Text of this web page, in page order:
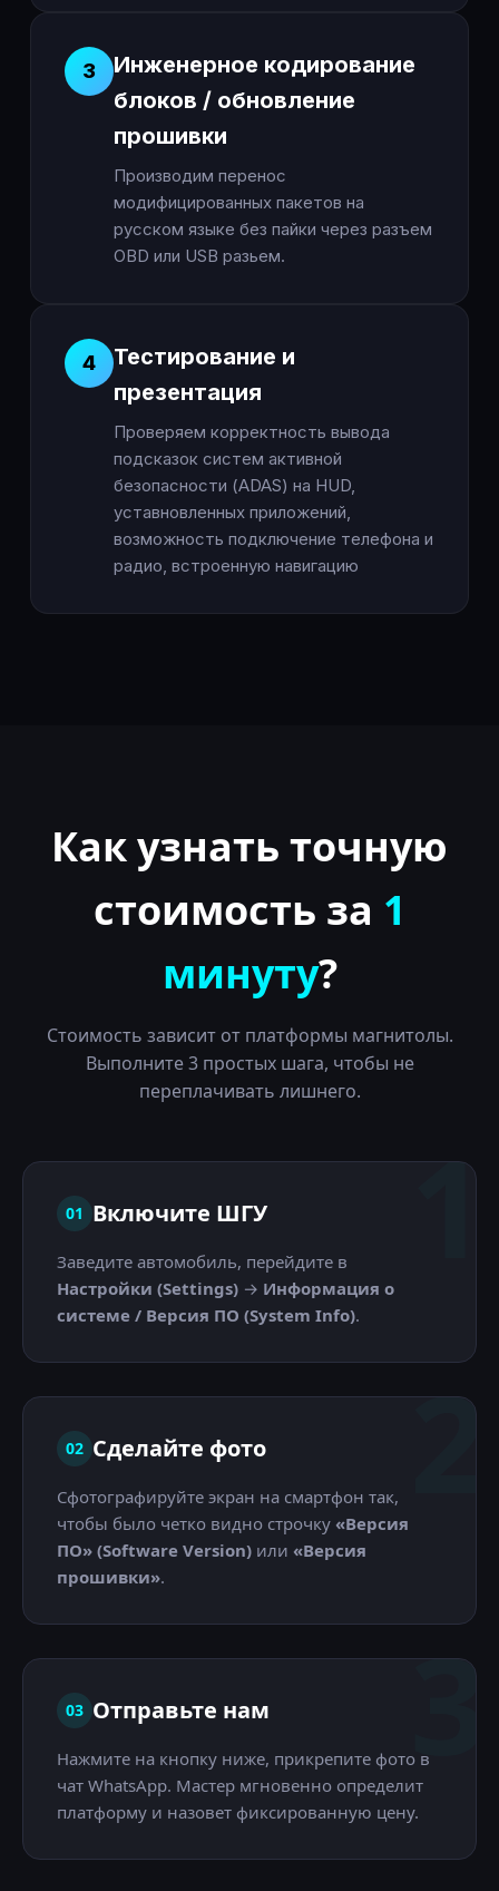
3
Инженерное кодирование
блоков / обновление
прошивки
Производим перенос
модифицированных пакетов на
русском языке без пайки через разъем
OBD или USB разьем.
4
Тестирование и
презентация
Проверяем корректность вывода
подсказок систем активной
безопасности (ADAS) на HUD,
уставновленных приложений,
возможность подключение телефона и
радио, встроенную навигацию
Как узнать точную
стоимость за 1
минуту?
Стоимость зависит от платформы магнитолы.
Выполните 3 простых шага, чтобы не
переплачивать лишнего.
1
01 Включите ШГУ
Заведите автомобиль, перейдите в
Настройки (Settings) → Информация о
системе / Версия ПО (System Info).
2
02 Сделайте фото
Сфотографируйте экран на смартфон так,
чтобы было четко видно строчку «Версия
ПО» (Software Version) или «Версия
прошивки».
3
03 Отправьте нам
Нажмите на кнопку ниже, прикрепите фото в
чат WhatsApp. Мастер мгновенно определит
платформу и назовет фиксированную цену.